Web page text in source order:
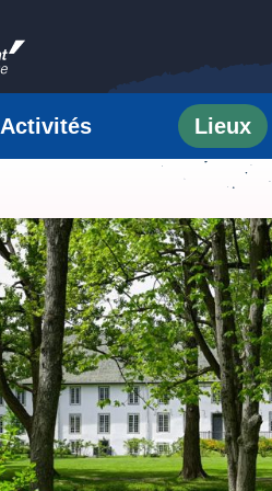
Activités Lieux